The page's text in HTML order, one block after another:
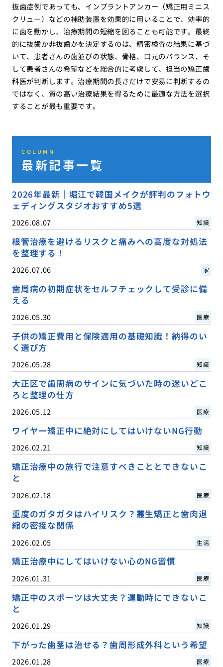
抜歯症例であっても、インプラントアンカー（矯正用ミニス
クリュー）などの補助装置を効果的に用いることで、効率的
に歯を動かし、治療期間の短縮を図ることも可能です。最終
的に抜歯か非抜歯かを決定するのは、精密検査の結果に基づ
いて、患者さんの歯並びの状態、骨格、口元のバランス、そ
して患者さんの希望などを総合的に考慮して、担当の矯正歯
科医が判断します。治療期間の長さだけで安易に判断するの
ではなく、質の高い治療結果を得るために最適な方法を選択
することが最も重要です。
COLUMN
最新記事一覧
2026年最新｜堀江で韓国メイクが評判のフォトウ
ェディングスタジオおすすめ5選
2026.08.07 知識
根管治療を避けるリスクと痛みへの高度な対処法
を整理する！
2026.07.06 家
歯周病の初期症状をセルフチェックして受診に備
える
2026.05.30 医療
子供の矯正費用と保険適用の基礎知識！納得のい
く選び方
2026.05.28 知識
大正区で歯周病のサインに気づいた時の迷いどこ
ろと整理の仕方
2026.05.12 医療
ワイヤー矯正中に絶対にしてはいけないNG行動
2026.02.21 知識
矯正治療中の旅行で注意すべきこととできないこ
と
2026.02.18 医療
重度のガタガタはハイリスク？叢生矯正と歯肉退
縮の密接な関係
2026.02.05 生活
矯正治療中にしてはいけない心のNG習慣
2026.01.31 医療
矯正中のスポーツは大丈夫？運動時にできないこ
と
2026.01.29 知識
下がった歯茎は治せる？歯周形成外科という希望
2026.01.28 医療